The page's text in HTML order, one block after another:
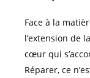
Face à la
l’extension de
cœur qui
Réparer, ce